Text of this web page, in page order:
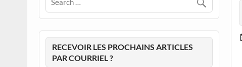
RECEVOIR LES PROCHAINS ARTICLES
PAR COURRIEL ?